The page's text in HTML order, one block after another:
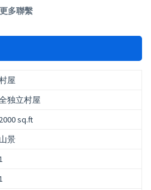
更多聯繫
屋
独立村屋
2000 sq.ft
山景